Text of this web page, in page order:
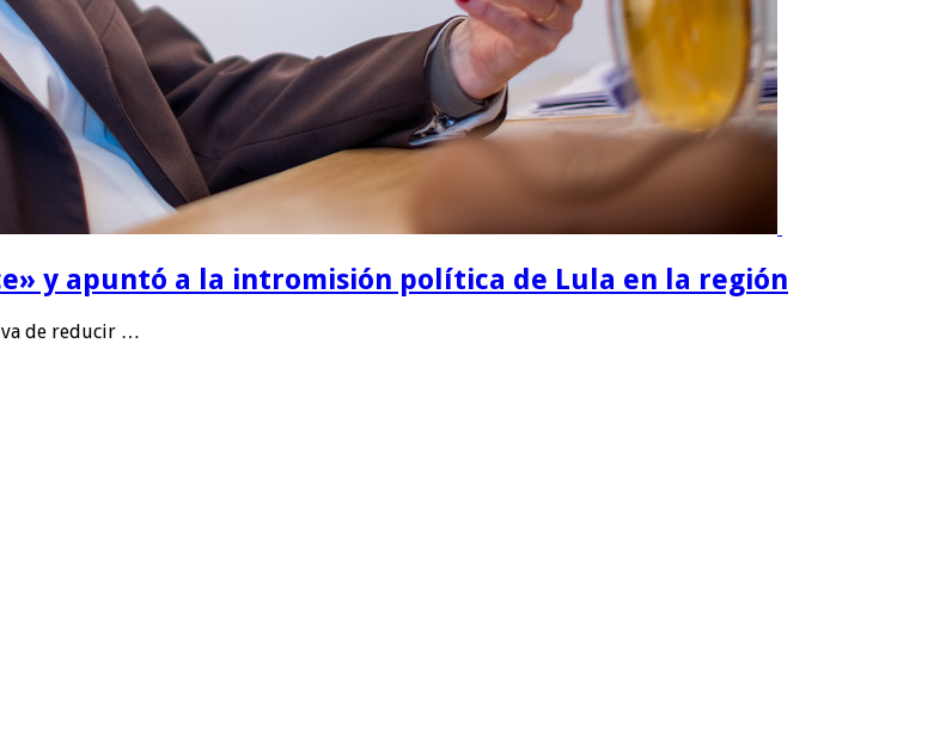
y apuntó a la intromisión política de Lula en la región
de reducir …